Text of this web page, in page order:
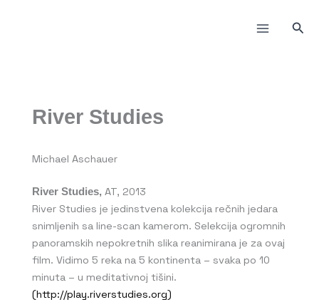
River Studies
Michael Aschauer
River Studies, AT, 2013
River Studies je jedinstvena kolekcija rečnih jedara
snimljenih sa line-scan kamerom. Selekcija ogromnih
panoramskih nepokretnih slika reanimirana je za ovaj
film. Vidimo 5 reka na 5 kontinenta – svaka po 10
minuta – u meditativnoj tišini.
(http://play.riverstudies.org)